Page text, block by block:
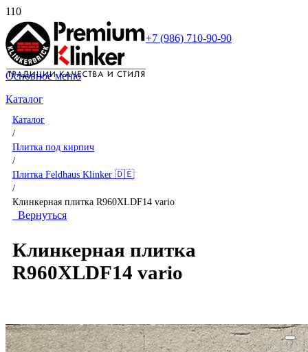
+7 (986) 710-90-90
Основное меню
Каталог
Каталог
/
Плитка под кирпич
/
Плитка Feldhaus Klinker 🇩🇪
/
Клинкерная плитка R960XLDF14 vario
Вернуться
Клинкерная плитка
R960XLDF14 vario